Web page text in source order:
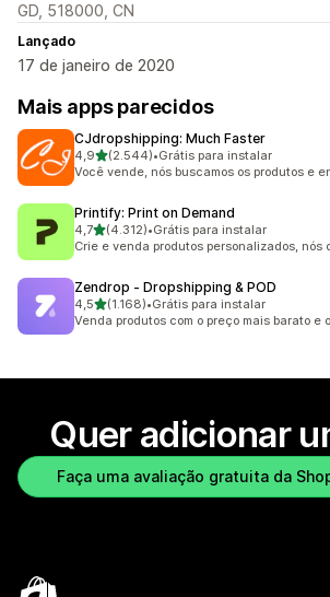
GD, 518000, CN
Lançado
17 de janeiro de 2020
Mais apps parecidos
CJdropshipping: Much Faster
4,9de 5 estrelas
(2.544)
2544 avaliações ao todo
•Grátis para instalar
Você vende, nós buscamos os produtos e
Printify: Print on Demand
4,7de 5 estrelas
(4.312)
4312 avaliações ao todo
•Grátis para instalar
Crie e venda produtos personalizados, nós
Zendrop ‑ Dropshipping & POD
4,5de 5 estrelas
(1.168)
1168 avaliações ao todo
•Grátis para instalar
Venda produtos com o preço mais barato e
Quer adicionar
Faça uma avaliação gratuita da